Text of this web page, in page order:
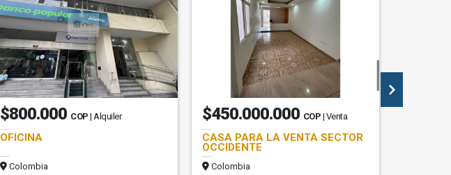
$800.000 COP | Alquiler
OFICINA
Colombia
$450.000.000 COP | Venta
CASA PARA LA VENTA SECTOR
OCCIDENTE
Colombia